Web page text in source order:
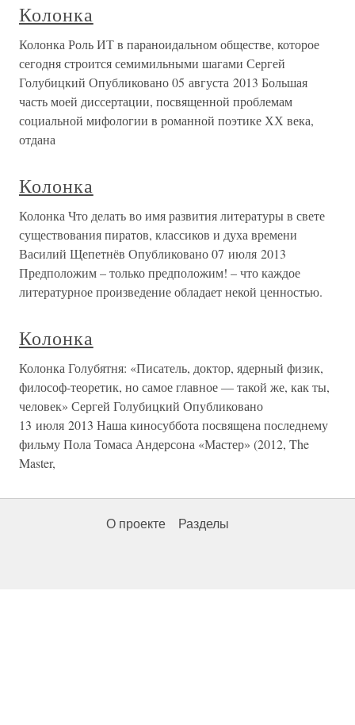
Колонка
Колонка Роль ИТ в параноидальном обществе, которое
сегодня строится семимильными шагами Сергей
Голубицкий Опубликовано 05 августа 2013 Большая
часть моей диссертации, посвященной проблемам
социальной мифологии в романной поэтике ХХ века,
отдана
Колонка
Колонка Что делать во имя развития литературы в свете
существования пиратов, классиков и духа времени
Василий Щепетнёв Опубликовано 07 июля 2013
Предположим – только предположим! – что каждое
литературное произведение обладает некой ценностью.
Колонка
Колонка Голубятня: «Писатель, доктор, ядерный физик,
философ-теоретик, но самое главное — такой же, как ты,
человек» Сергей Голубицкий Опубликовано
13 июля 2013 Наша киносуббота посвящена последнему
фильму Пола Томаса Андерсона «Мастер» (2012, The
Master,
О проекте Разделы